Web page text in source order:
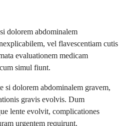
dolorem abdominalem
vel flavescentiam cutis
evaluationem medicam
simul fiunt.
si dolorem abdominalem gravem,
gravis evolvis. Dum
lente evolvit, complicationes
urgentem requirunt.